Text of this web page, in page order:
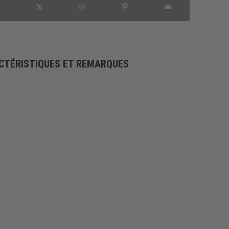
ET REMARQUES